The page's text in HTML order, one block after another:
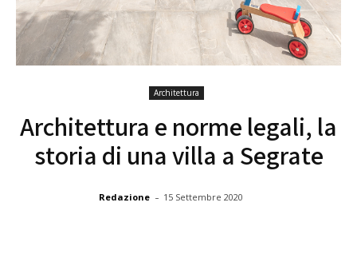
Architettura
Architettura e norme legali, la
storia di una villa a Segrate
Redazione - 15 Settembre 2020